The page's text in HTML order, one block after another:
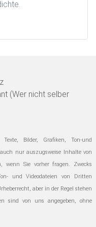
(Wer nicht selber
Bilder, Grafiken, Ton-und
nur auszugsweise Inhalte von
wenn Sie vorher fragen. Zwecks
und Videodateien von Dritten
aber in der Regel stehen
sind von uns angegeben, ohne